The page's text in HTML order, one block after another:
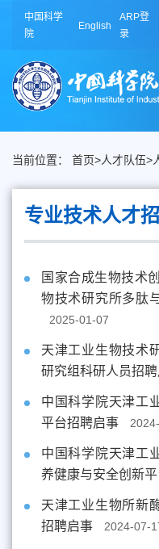
中国科学
院
English
ARP登
录
当前位置： 首页>人才队伍>
专业技术人才
国家合成生物技术
物技术研究所多肽
2025-01-07
天津工业生物技术
研究组科研人员招
中国科学院天津工
平台招聘启事
中国科学院天津工
养健康与安全创新
天津工业生物所新
招聘启事
2024-07-